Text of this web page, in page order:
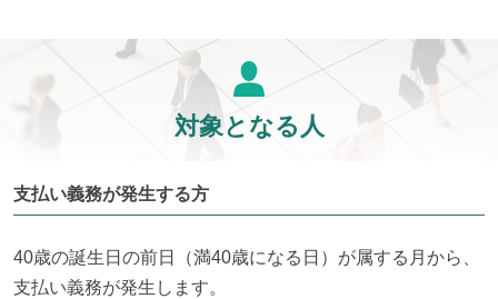
対象となる人
支払い義務が発生する方
40歳の誕生日の前日（満40歳になる日）が属する月から、
支払い義務が発生します。